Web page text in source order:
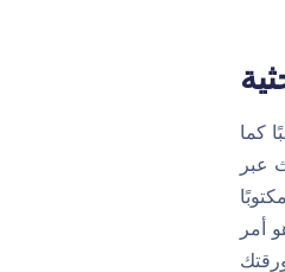
كما
عبر
أمر